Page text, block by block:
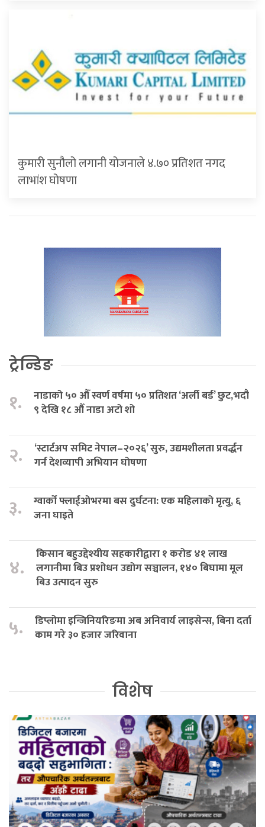
कुमारी सुनौलो लगानी योजनाले ४.७० प्रतिशत नगद
लाभांश घोषणा
ट्रेन्डिङ
१.
नाडाको ५० औँ स्वर्ण वर्षमा ५० प्रतिशत ‘अर्ली बर्ड’ छुट,भदौ
९ देखि १८ औँ नाडा अटो शो
२.
‘स्टार्टअप समिट नेपाल–२०२६’ सुरु, उद्यमशीलता प्रवर्द्धन
गर्न देशव्यापी अभियान घोषणा
३.
ग्वार्को फ्लाईओभरमा बस दुर्घटना: एक महिलाको मृत्यु, ६
जना घाइते
४.
किसान बहुउद्देश्यीय सहकारीद्वारा १ करोड ४१ लाख
लगानीमा बिउ प्रशोधन उद्योग सञ्चालन, १४० बिघामा मूल
बिउ उत्पादन सुरु
५.
डिप्लोमा इन्जिनियरिङमा अब अनिवार्य लाइसेन्स, बिना दर्ता
काम गरे ३० हजार जरिवाना
विशेष